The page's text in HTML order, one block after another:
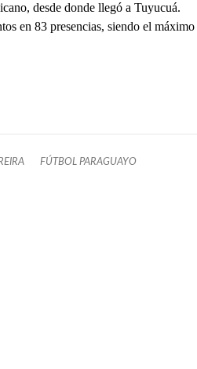
desde donde llegó a Tuyucuá.
en 83 presencias, siendo el máximo
FÚTBOL PARAGUAYO